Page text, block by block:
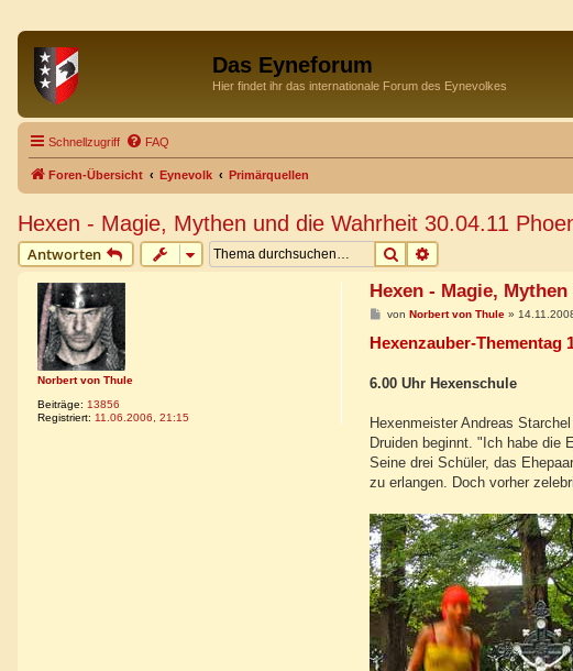
Das Eyneforum
Hier findet ihr das internationale Forum des Eynevolkes
Schnellzugriff FAQ
Foren-Übersicht Eynevolk Primärquellen
Hexen - Magie, Mythen und die Wahrheit 30.04.11
Antworten Suche
Norbert von Thule
Beiträge: 13856
Registriert: 11.06.2006, 21:15
Hexen - Magie,
B
i
t
a
g
von Norbert von Thule»
Hexenzauber-Thementag
6.00 Uhr Hexenschule
Hexenmeister Andreas
Druiden beginnt. "Ich habe die
Seine drei Schüler, das
zu erlangen. Doch vorher